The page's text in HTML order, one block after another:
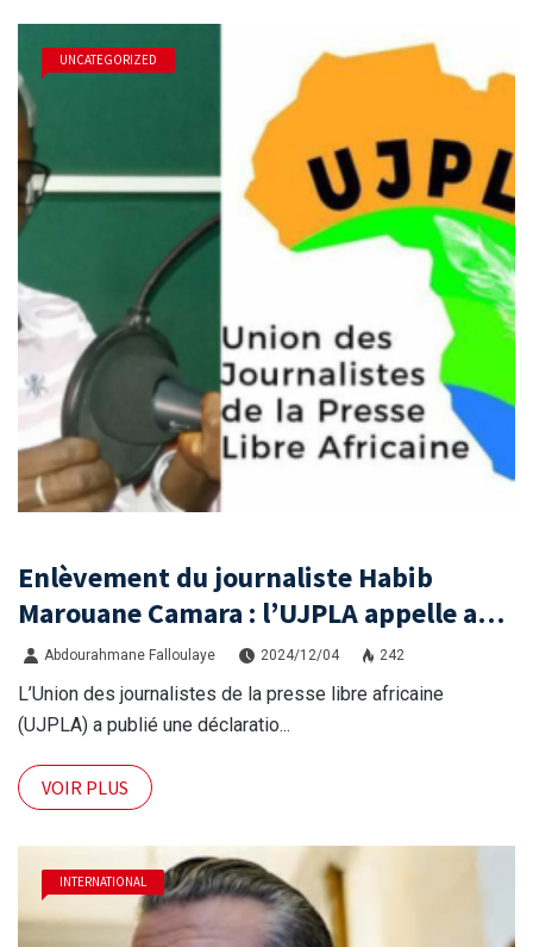
UNCATEGORIZED
Enlèvement du journaliste Habib
Marouane Camara : l’UJPLA appelle au
respect de la liberté de la presse
Abdourahmane Falloulaye 2024/12/04 242
L’Union des journalistes de la presse libre africaine
(UJPLA) a publié une déclaratio...
VOIR PLUS
INTERNATIONAL